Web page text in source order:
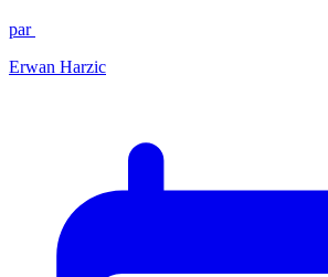
par
Erwan Harzic